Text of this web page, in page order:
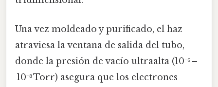
Una vez moldeado y purificado, el haz
atraviesa la ventana de salida del tubo,
donde la presión de vacío ultraalta (10⁻⁶ –
10⁻⁸ Torr) asegura que los electrones